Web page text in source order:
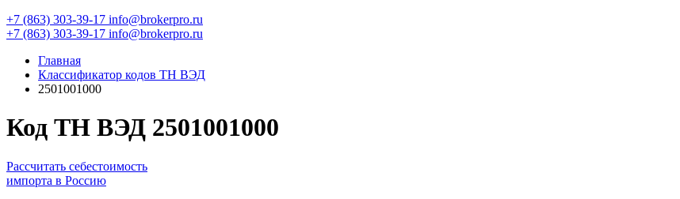
+7 (863) 303-39-17 info@brokerpro.ru
+7 (863) 303-39-17 info@brokerpro.ru
Главная
Классификатор кодов ТН ВЭД
2501001000
Код ТН ВЭД 2501001000
Рассчитать себестоимость
импорта в Россию